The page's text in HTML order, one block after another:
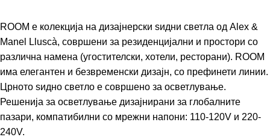
ROOM е колекција на дизајнерски ѕидни светла од Alex &
Manel Lluscà, совршени за резиденцијални и простори со
различна намена (угостителски, хотели, ресторани). ROOM
има елегантен и безвременски дизајн, со префинети линии.
Црното ѕидно светло е совршено за осветлување.
Решенија за осветлување дизајнирани за глобалните
пазари, компатибилни со мрежни напони: 110-120V и 220-
240V.